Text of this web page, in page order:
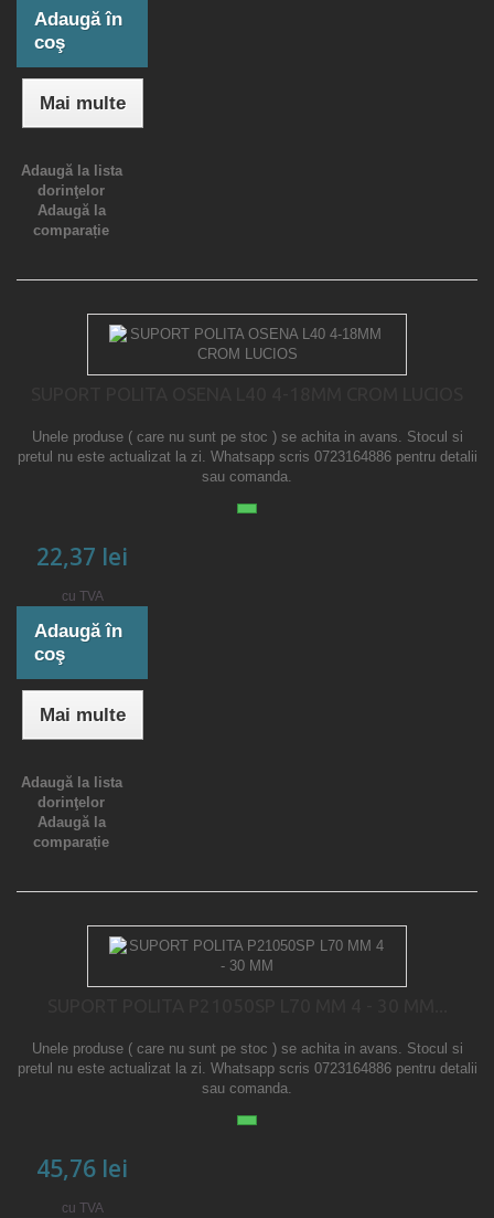
Adaugă în
coş
Mai multe
Adaugă la lista
dorinţelor
Adaugă la
comparație
Unele produse ( care nu sunt pe stoc ) se achita in avans. Stocul si
pretul nu este actualizat la zi. Whatsapp scris 0723164886 pentru detalii
sau comanda.
22,37 lei
cu TVA
Adaugă în
coş
Mai multe
Adaugă la lista
dorinţelor
Adaugă la
comparație
Unele produse ( care nu sunt pe stoc ) se achita in avans. Stocul si
pretul nu este actualizat la zi. Whatsapp scris 0723164886 pentru detalii
sau comanda.
45,76 lei
cu TVA